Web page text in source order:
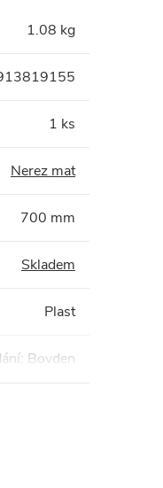
1.08 kg
1 ks
Nerez mat
700 mm
Skladem
Plast
Bovden